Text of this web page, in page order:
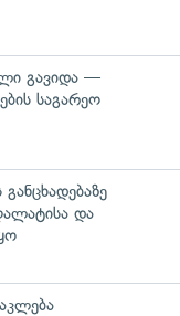
გავიდა —
საგარეო
და